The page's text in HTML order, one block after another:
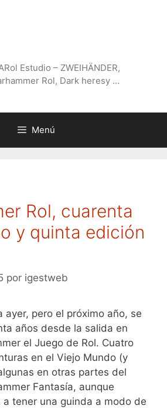
Estudio – ZWEIHÄNDER,
Rol, Dark heresy …
Menú
Rol, cuarenta
y quinta edición
por igestweb
ayer, pero el próximo año, se
años desde la salida en
el Juego de Rol. Cuatro
en el Viejo Mundo (y
en otras partes del
Fantasía, aunque
a tener una guinda a modo de